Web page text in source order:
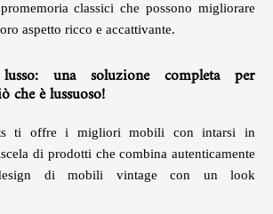
classici che possono migliorare
aspetto ricco e accattivante.
una soluzione completa per
che è lussuoso!
ti offre i migliori mobili con intarsi in
di prodotti che combina autenticamente
di mobili vintage con un look